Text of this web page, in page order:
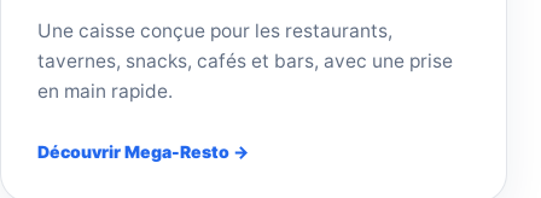
Une caisse conçue pour les restaurants,
tavernes, snacks, cafés et bars, avec une prise
en main rapide.
Découvrir Mega-Resto →